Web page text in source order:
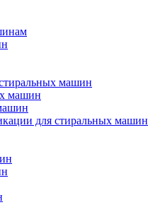
машин
машин
для стиральных машин